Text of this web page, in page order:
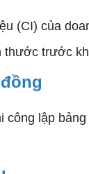
(CI) của
thước trước
công lập